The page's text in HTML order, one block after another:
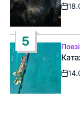
Дата
запису
5
у
Дата